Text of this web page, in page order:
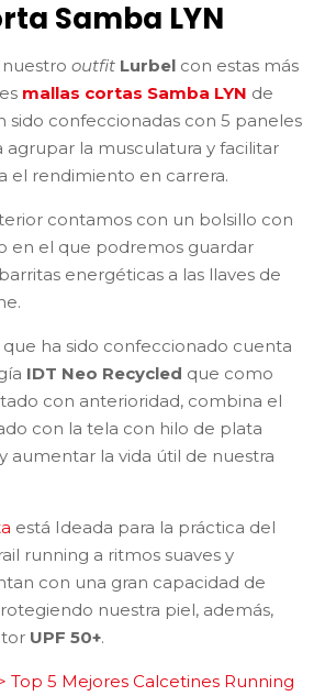
Samba LYN
outfit Lurbel con estas más
mallas cortas Samba LYN de
sido confeccionadas con 5 paneles
agrupar la musculatura y facilitar
el rendimiento en carrera.
contamos con un bolsillo con
en el que podremos guardar
energéticas a las llaves de
que ha sido confeccionado cuenta
IDT Neo Recycled que como
con anterioridad, combina el
con la tela con hilo de plata
aumentar la vida útil de nuestra
está Ideada para la práctica del
running a ritmos suaves y
con una gran capacidad de
nuestra piel, además,
UPF 50+.
Top 5 Mejores Calcetines Running